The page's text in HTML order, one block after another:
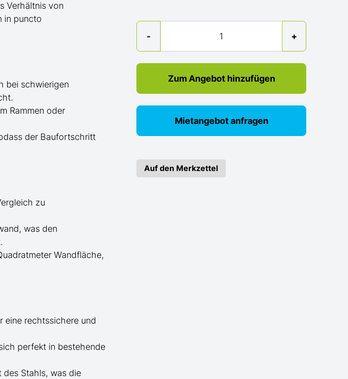
Verhältnis von
in puncto
bei schwierigen
.
Rammen oder
der Baufortschritt
zu
was den
Wandfläche,
eine rechtssichere und
perfekt in bestehende
Stahls, was die
-
Menge
+
Zum Angebot hinzufügen
Mietangebot anfragen
Auf den Merkzettel